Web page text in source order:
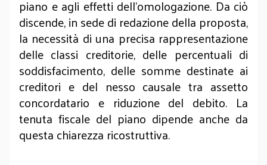
piano e agli effetti dell’omologazione. Da ciò
discende, in sede di redazione della proposta,
la necessità di una precisa rappresentazione
delle classi creditorie, delle percentuali di
soddisfacimento, delle somme destinate ai
creditori e del nesso causale tra assetto
concordatario e riduzione del debito. La
tenuta fiscale del piano dipende anche da
questa chiarezza ricostruttiva.